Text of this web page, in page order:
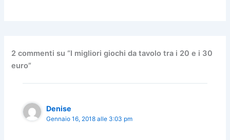
2 commenti su “I migliori giochi da tavolo tra i 20 e i 30
euro”
Denise
Gennaio 16, 2018 alle 3:03 pm